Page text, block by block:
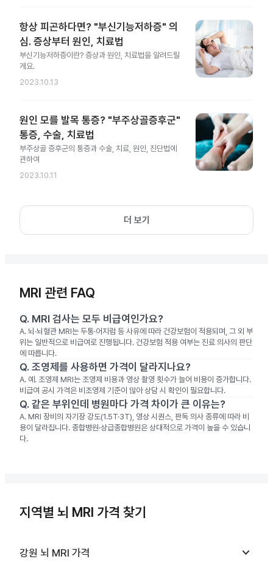
항상 피곤하다면? "부신기능저하증" 의
심. 증상부터 원인, 치료법
부신기능저하증이란? 증상과 원인, 치료법을 알려드릴
게요.
2023.10.13
원인 모를 발목 통증? "부주상골증후군"
통증, 수술, 치료법
부주상골 증후군의 통증과 수술, 치료, 원인, 진단법에
관하여
2023.10.11
더 보기
MRI 관련 FAQ
Q. MRI 검사는 모두 비급여인가요?
A. 뇌·뇌혈관 MRI는 두통·어지럼 등 사유에 따라 건강보험이 적용되며, 그 외 부
위는 일반적으로 비급여로 진행됩니다. 건강보험 적용 여부는 진료 의사의 판단
에 따릅니다.
Q. 조영제를 사용하면 가격이 달라지나요?
A. 예. 조영제 MRI는 조영제 비용과 영상 촬영 횟수가 늘어 비용이 증가합니다.
비급여 공시 가격은 비조영제 기준이 많아 상담 시 확인이 필요합니다.
Q. 같은 부위인데 병원마다 가격 차이가 큰 이유는?
A. MRI 장비의 자기장 강도(1.5T·3T), 영상 시퀀스, 판독 의사 종류에 따라 비
용이 달라집니다. 종합병원·상급종합병원은 상대적으로 가격이 높을 수 있습니
다.
지역별 뇌 MRI 가격 찾기
강원 뇌 MRI 가격 keyboard_arrow_down